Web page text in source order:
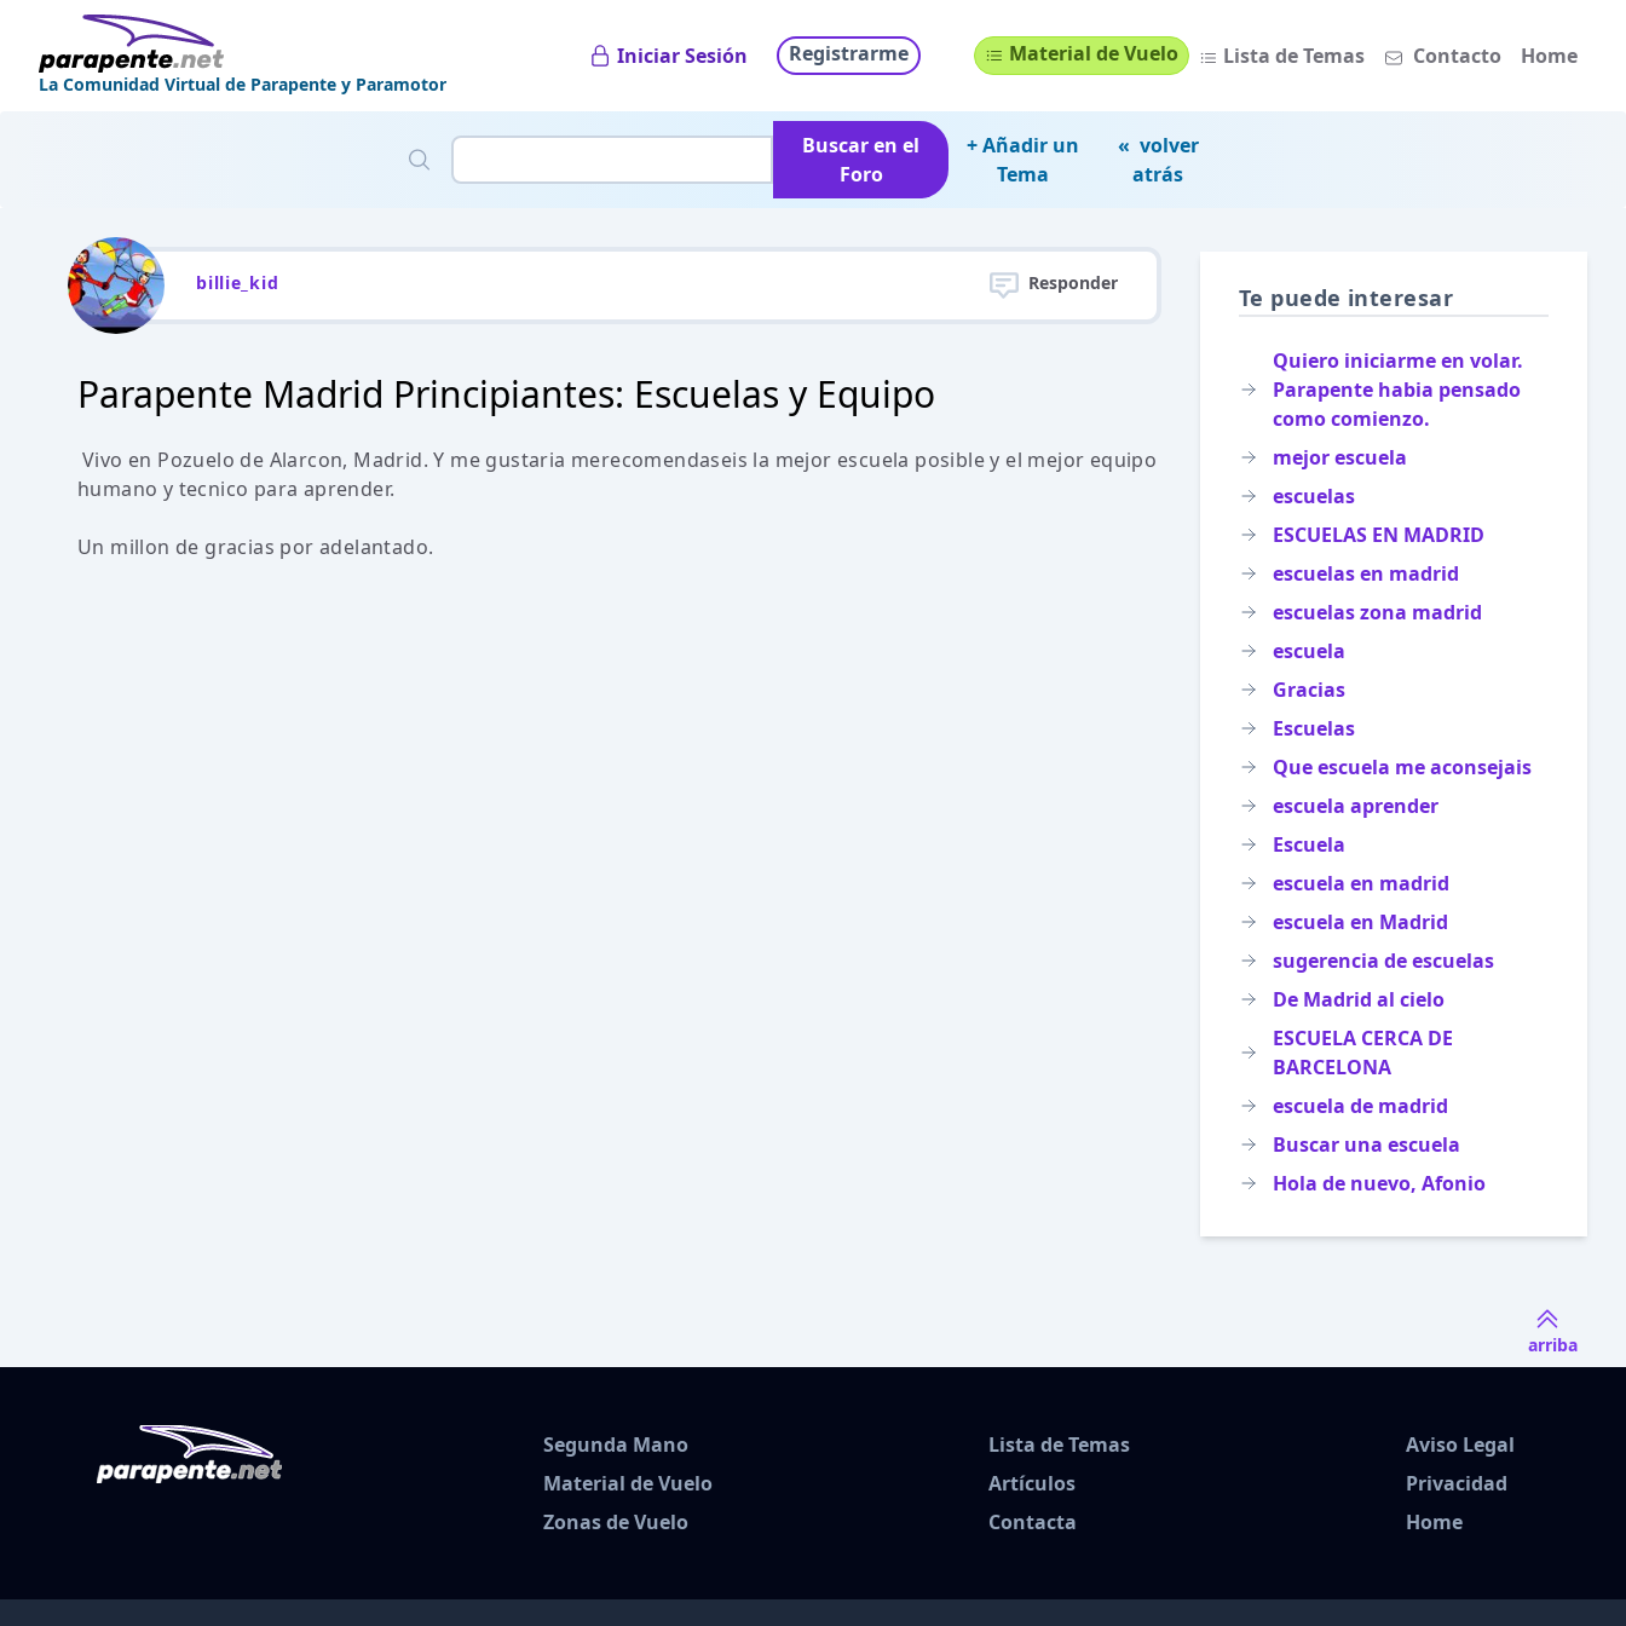
La Comunidad Virtual de Parapente y Paramotor
Iniciar Sesión Registrarme Material de Vuelo Lista de Temas Contacto Home
Buscar en el
Foro
+ Añadir un
Tema
« volver
atrás
billie_kid Responder
Parapente Madrid Principiantes: Escuelas y Equipo
Vivo en Pozuelo de Alarcon, Madrid. Y me gustaria merecomendaseis la mejor escuela posible y el mejor equipo
humano y tecnico para aprender.
Un millon de gracias por adelantado.
Te puede interesar
Quiero iniciarme en volar.
Parapente habia pensado
como comienzo.
mejor escuela
escuelas
ESCUELAS EN MADRID
escuelas en madrid
escuelas zona madrid
escuela
Gracias
Escuelas
Que escuela me aconsejais
escuela aprender
Escuela
escuela en madrid
escuela en Madrid
sugerencia de escuelas
De Madrid al cielo
ESCUELA CERCA DE
BARCELONA
escuela de madrid
Buscar una escuela
Hola de nuevo, Afonio
arriba
Segunda Mano
Material de Vuelo
Zonas de Vuelo
Lista de Temas
Artículos
Contacta
Aviso Legal
Privacidad
Home